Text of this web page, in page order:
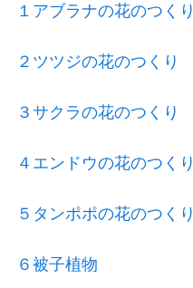
１アブラナの花のつくり
２ツツジの花のつくり
３サクラの花のつくり
４エンドウの花のつくり
５タンポポの花のつくり
６被子植物